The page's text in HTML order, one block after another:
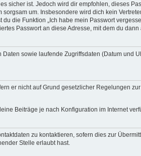
sicher ist. Jedoch wird dir empfohlen, dieses
um. Insbesondere wird dich kein
die Funktion „Ich habe mein Passwort
Passwort an diese Adresse, mit dem du
sowie laufende Zugriffsdaten (Datum und
er nicht auf Grund gesetzlicher Regelungen
Beiträge je nach Konfiguration im Internet
zu kontaktieren, sofern dies zur
Stelle erlaubt hast.